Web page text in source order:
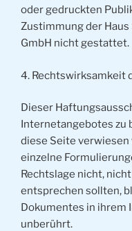
oder gedruckten
Zustimmung der
GmbH nicht gestattet.
4. Rechtswirksamkeit
Dieser
Internetangebotes zu
diese Seite
einzelne
Rechtslage nicht,
entsprechen sollten,
Dokumentes in ihrem
unberührt.